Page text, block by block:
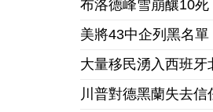
布洛德峰雪崩釀10
美將43中企列黑名
大量移民湧入西班
川普對德黑蘭失去